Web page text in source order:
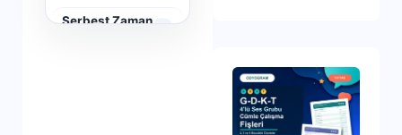
Serbest Zaman